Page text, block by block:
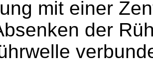
mit einer
der